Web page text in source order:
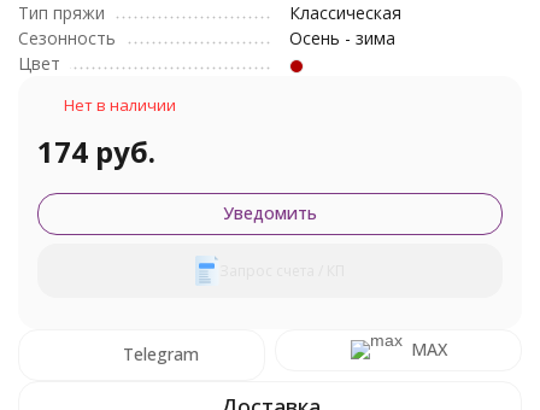
Тип пряжи
Классическая
Сезонность
Осень - зима
Цвет
Нет в наличии
174 руб.
Уведомить
Telegram MAX